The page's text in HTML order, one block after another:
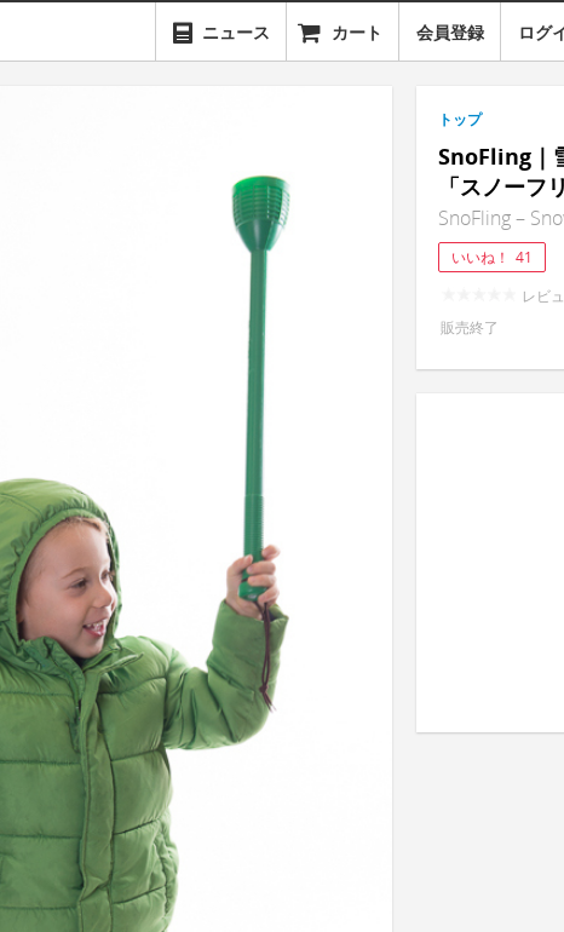
ニュース カート 会員登録 ログ
トップ
SnoFling｜
「スノーフ
SnoFling –
いいね！ 41
レビ
販売終了